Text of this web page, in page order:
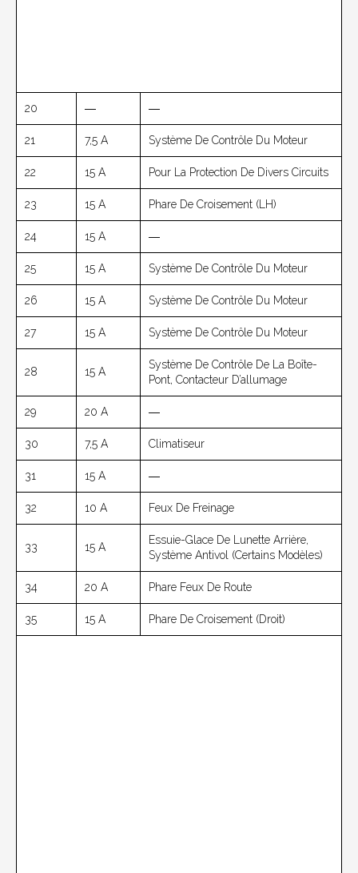
20 ― ―
21 7,5 A Système De Contrôle Du Moteur
22 15 A Pour La Protection De Divers Circuits
23 15 A Phare De Croisement (LH)
24 15 A ―
25 15 A Système De Contrôle Du Moteur
26 15 A Système De Contrôle Du Moteur
27 15 A Système De Contrôle Du Moteur
28 15 A
Système De Contrôle De La Boîte-
Pont, Contacteur D’allumage
29 20 A ―
30 7,5 A Climatiseur
31 15 A ―
32 10 A Feux De Freinage
33 15 A
Essuie-Glace De Lunette Arrière,
Système Antivol (Certains Modèles)
34 20 A Phare Feux De Route
35 15 A Phare De Croisement (droit)